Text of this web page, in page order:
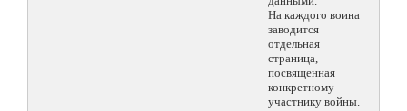
На каждого воина
заводится
отдельная
страница,
посвященная
конкретному
участнику войны.